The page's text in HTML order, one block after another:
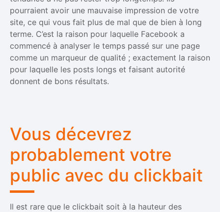
pourraient avoir une mauvaise impression de votre
site, ce qui vous fait plus de mal que de bien à long
terme. C’est la raison pour laquelle Facebook a
commencé à analyser le temps passé sur une page
comme un marqueur de qualité ; exactement la raison
pour laquelle les posts longs et faisant autorité
donnent de bons résultats.
Vous décevrez
probablement votre
public avec du clickbait
Il est rare que le clickbait soit à la hauteur des